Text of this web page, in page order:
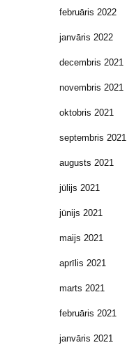
februāris 2022
janvāris 2022
decembris 2021
novembris 2021
oktobris 2021
septembris 2021
augusts 2021
jūlijs 2021
jūnijs 2021
maijs 2021
aprīlis 2021
marts 2021
februāris 2021
janvāris 2021